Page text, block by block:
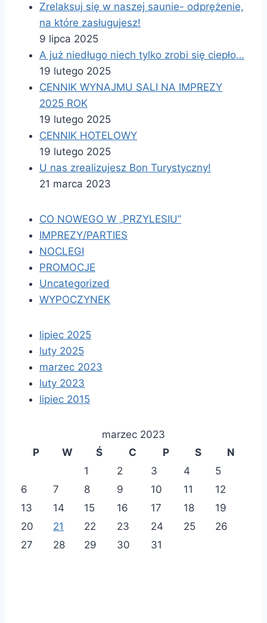
Zrelaksuj się w naszej saunie- odprężenie,
na które zasługujesz!
9 lipca 2025
A już niedługo niech tylko zrobi się ciepło…
19 lutego 2025
CENNIK WYNAJMU SALI NA IMPREZY
2025 ROK
19 lutego 2025
CENNIK HOTELOWY
19 lutego 2025
U nas zrealizujesz Bon Turystyczny!
21 marca 2023
CO NOWEGO W „PRZYLESIU”
IMPREZY/PARTIES
NOCLEGI
PROMOCJE
Uncategorized
WYPOCZYNEK
lipiec 2025
luty 2025
marzec 2023
luty 2023
lipiec 2015
marzec 2023
P
W Ś C P S
N
1
2 3 4
5
6
7 8 9 10 11
12
13
14 15 16 17 18
19
20
21 22 23 24 25
26
27
28 29 30 31